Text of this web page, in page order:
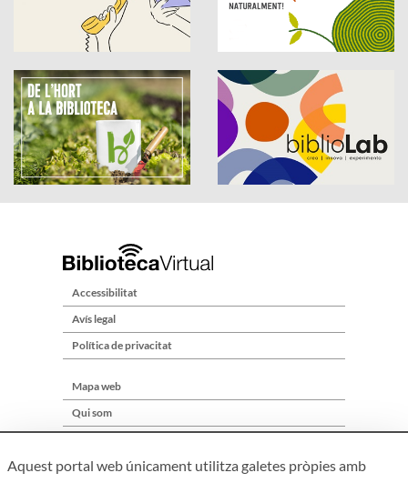
Accessibilitat
Avís legal
Política de privacitat
Mapa web
Qui som
Aquest portal web únicament utilitza galetes pròpies amb